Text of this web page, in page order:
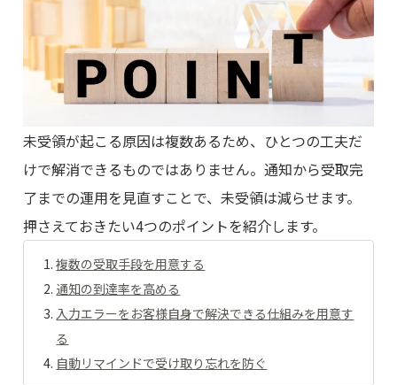
未受領が起こる原因は複数あるため、ひとつの工夫だ
けで解消できるものではありません。通知から受取完
了までの運用を見直すことで、未受領は減らせます。
押さえておきたい4つのポイントを紹介します。
複数の受取手段を用意する
通知の到達率を高める
入力エラーをお客様自身で解決できる仕組みを用意す
る
自動リマインドで受け取り忘れを防ぐ